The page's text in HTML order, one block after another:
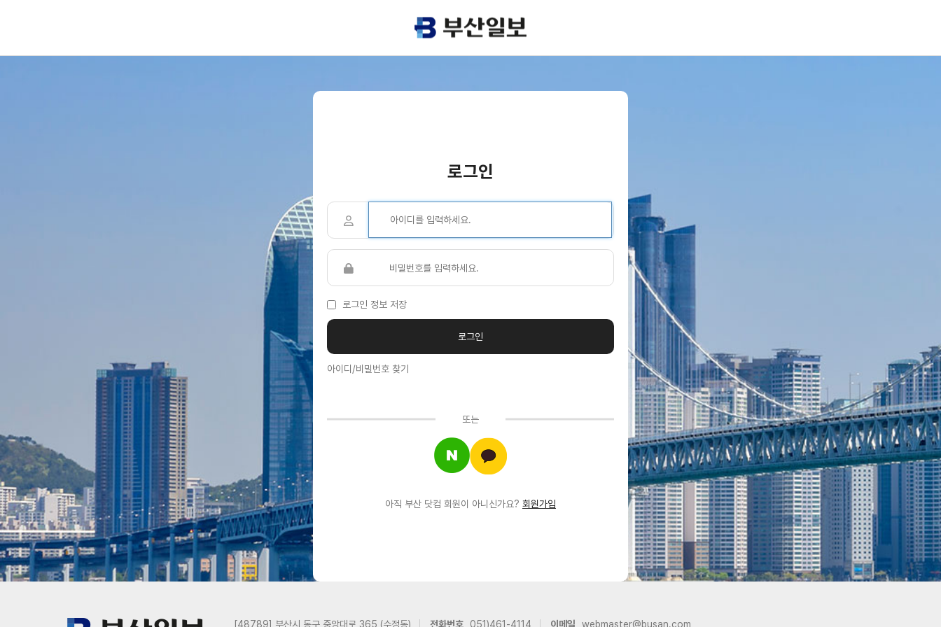
로그인
로그인 정보 저장
아이디/비밀번호 찾기
또는
아직 부산 닷컴 회원이 아니신가요? 회원가입
[48789] 부산시 동구 중앙대로 365 (수정동) 전화번호 051)461-4114 이메일 webmaster@busan.com